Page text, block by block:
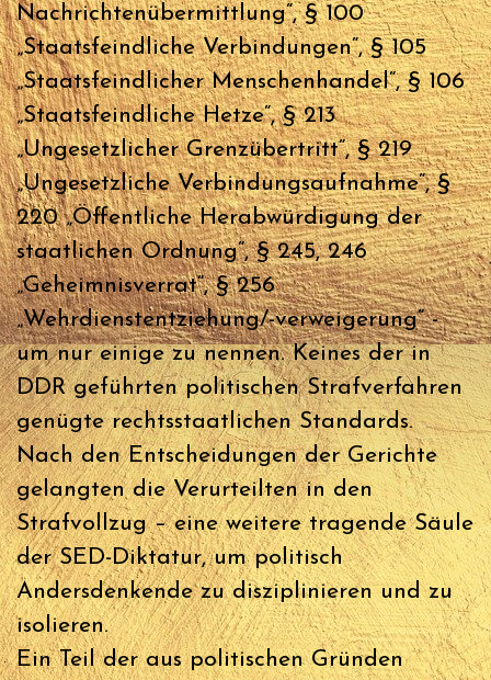
Nachrichtenübermittlung“, § 100
„Staatsfeindliche Verbindungen“, § 105
„Staatsfeindlicher Menschenhandel“, § 106
„Staatsfeindliche Hetze“, § 213
„Ungesetzlicher Grenzübertritt“, § 219
„Ungesetzliche Verbindungsaufnahme“, §
220 „Öffentliche Herabwürdigung der
staatlichen Ordnung“, § 245, 246
„Geheimnisverrat“, § 256
„Wehrdienstentziehung/-verweigerung“ -
um nur einige zu nennen. Keines der in
DDR geführten politischen Strafverfahren
genügte rechtsstaatlichen Standards.
Nach den Entscheidungen der Gerichte
gelangten die Verurteilten in den
Strafvollzug – eine weitere tragende Säule
der SED-Diktatur, um politisch
Andersdenkende zu disziplinieren und zu
isolieren.
Ein Teil der aus politischen Gründen